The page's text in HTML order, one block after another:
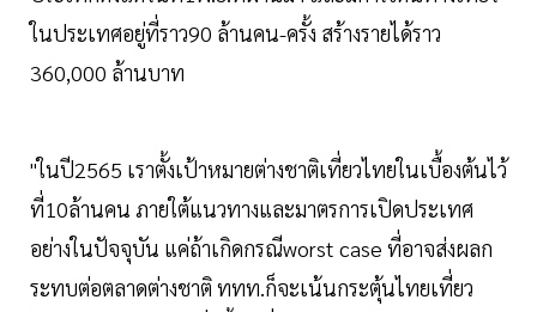
ในประเทศอยู่ที่ราว90 ล้านคน-ครั้ง สร้างรายได้ราว
360,000 ล้านบาท
"ในปี2565 เราตั้งเป้าหมายต่างชาติเที่ยวไทยในเบื้องต้นไว้
ที่10ล้านคน ภายใต้แนวทางและมาตรการเปิดประเทศ
อย่างในปัจจุบัน แค่ถ้าเกิดกรณีworst case ที่อาจส่งผลก
ระทบต่อตลาดต่างชาติ ททท.ก็จะเน้นกระตุ้นไทยเที่ยว